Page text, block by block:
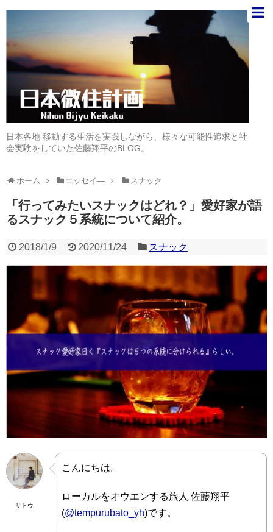
日本各地 移動する生活を実践しながら、様々な可能性追求と社
会実験をしていた佐藤翔平のBLOG。
ホーム エッセイ― スナック
「行ってみたいスナックはどれ？」愛好家が語
るスナック５系統について紹介。
2018/1/9 2020/11/24 スナック
サトウ
こんにちは。
ローカルをオウエンする旅人 佐藤翔平
(@tempurubato_yh)です。